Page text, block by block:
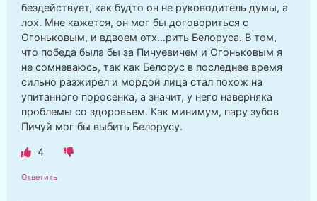
бездействует, как будто он не руководитель думы, а
лох. Мне кажется, он мог бы договориться с
Огоньковым, и вдвоем отх…рить Белоруса. В том,
что победа была бы за Пичуевичем и Огоньковым я
не сомневаюсь, так как Белорус в последнее время
сильно разжирел и мордой лица стал похож на
упитанного поросенка, а значит, у него наверняка
проблемы со здоровьем. Как минимум, пару зубов
Пичуй мог бы выбить Белорусу.
4
Ответить